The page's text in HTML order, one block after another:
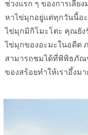
ช่วงแรก ๆ ของการเลี้ย
หาไข่มุกอยู่แต่ทุกวันนี้อ
ไข่มุกมิกิโมะโตะ คุณยัง
ไข่มุกของอะมะในอดีต
สามารถชมได้ที่พิพิธภัณ
ของสร้อยทำให้เราอึ้งมา